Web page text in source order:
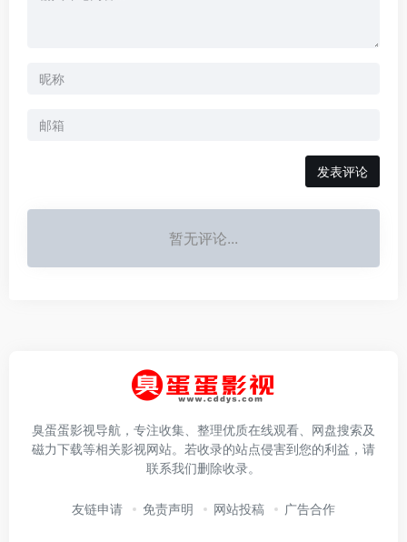
发表评论
暂无评论...
臭蛋蛋影视导航，专注收集、整理优质在线观看、网盘搜索及
磁力下载等相关影视网站。若收录的站点侵害到您的利益，请
联系我们删除收录。
友链申请 免责声明 网站投稿 广告合作